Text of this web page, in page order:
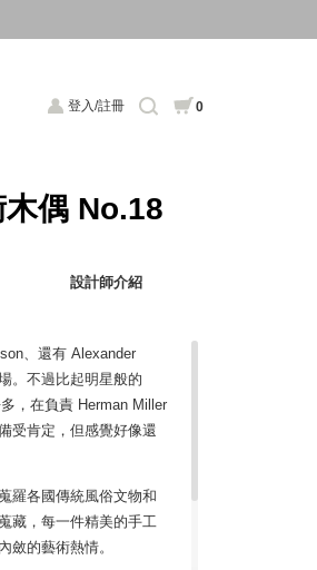
登入/註冊 0
偶 No.18
設計師介紹
、還有 Alexander
。不過比起明星般的
，在負責 Herman Miller
受肯定，但感覺好像還
羅各國傳統風俗文物和
藏，每一件精美的手工
斂的藝術熱情。